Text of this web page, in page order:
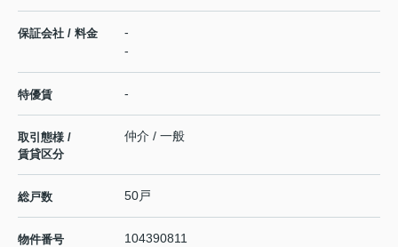
保証会社 / 料金
-
-
特優賃 -
取引態様 /
賃貸区分
仲介 / 一般
総戸数 50戸
物件番号 104390811